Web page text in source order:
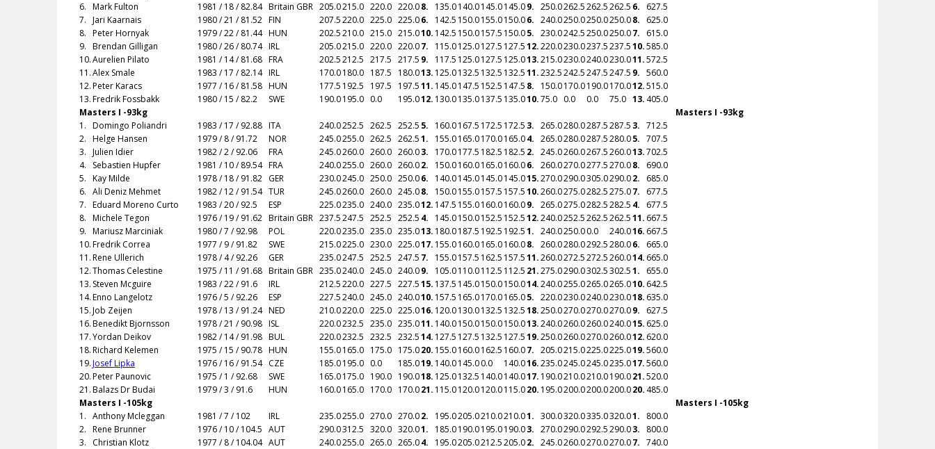
6. Mark Fulton 1981 / 18 / 82.84 Britain GBR 205.0215.0 220.0 220.08. 135.0140.0145.0145.09. 250.0262.5262.5262.5 6.
627.5
7. Jari Kaarnais 1980 / 21 / 81.52 FIN 207.5220.0 225.0 225.06. 142.5 150.0155.0150.06. 240.0250.0250.0250.08.
625.0
8. Peter Hornyak 1979 / 22 / 81.44 HUN 202.5210.0 215.0 215.010. 142.5 150.0157.5 150.05. 230.0242.5250.0250.07.
615.0
9. Brendan Gilligan 1980 / 26 / 80.74 IRL 205.0215.0 220.0 220.07. 115.0125.0127.5 127.512.220.0230.0237.5237.510.585.0
10.Aurelien Pilato 1981 / 14 / 81.68 FRA 202.5212.5 217.5 217.5 9. 117.5 125.0127.5 125.013.215.0230.0240.0230.011.572.5
11.Alex Smale 1983 / 17 / 82.14 IRL 170.0180.0 187.5 180.013. 125.0132.5 132.5 132.511.232.5242.5247.5247.5 9. 560.0
12.Peter Karacs 1977 / 16 / 81.58 HUN 177.5 192.5 197.5 197.511. 145.0147.5 152.5 147.5 8. 150.0170.0190.0170.012.515.0
13.Fredrik Fossbakk 1980 / 15 / 82.2 SWE 190.0195.0 0.0 195.012. 130.0135.0137.5 135.010.75.0 0.0 0.0 75.0 13. 405.0
Masters I -93kg
Masters I -93kg
1. Domingo Poliandri 1983 / 17 / 92.88 ITA 240.0252.5 262.5 252.5 5. 160.0167.5 172.5 172.5 3. 265.0280.0287.5287.5 3. 712.5
2. Helge Hansen 1979 / 8 / 91.72 NOR 245.0255.0 262.5 262.51. 155.0165.0170.0165.04. 265.0280.0287.5280.05. 707.5
3. Julien Idier 1982 / 2 / 92.06 FRA 245.0260.0 260.0 260.03. 170.0177.5 182.5 182.5 2. 245.0260.0267.5260.013.702.5
4.
Sebastien Hupfer 1981 / 10 / 89.54 FRA 240.0255.0 260.0 260.02. 150.0160.0165.0160.06. 260.0270.0277.5270.08.
690.0
5. Kay Milde 1978 / 18 / 91.82 GER 230.0245.0 250.0 250.06. 140.0145.0145.0145.015.270.0290.0305.0290.02.
685.0
6. Ali Deniz Mehmet 1982 / 12 / 91.54 TUR 245.0260.0 260.0 245.08. 150.0155.0157.5 157.510.260.0275.0282.5275.07.
677.5
7. Eduard Moreno Curto 1983 / 20 / 92.5 ESP 225.0235.0 240.0 235.012. 147.5 155.0160.0160.09. 265.0275.0282.5282.5 4.
677.5
8. Michele Tegon 1976 / 19 / 91.62 Britain GBR 237.5247.5 252.5 252.5 4. 145.0150.0152.5 152.512.240.0252.5262.5262.511. 667.5
9. Mariusz Marciniak 1980 / 7 / 92.98 POL 220.0235.0 235.0 235.013. 180.0187.5 192.5 192.51. 240.0250.00.0 240.016. 667.5
10.Fredrik Correa 1977 / 9 / 91.82 SWE 215.0225.0 230.0 225.017. 155.0160.0165.0160.08. 260.0280.0292.5280.06.
665.0
11.Rene Ullerich 1978 / 4 / 92.26 GER 235.0247.5 252.5 247.5 7. 155.0157.5 162.5 157.511.260.0272.5272.5260.014. 665.0
12.Thomas Celestine 1975 / 11 / 91.68 Britain GBR 235.0240.0 245.0 240.09. 105.0110.0112.5 112.5 21.275.0290.0302.5302.51.
655.0
13. Steven Mcguire 1983 / 22 / 91.6 IRL 212.5220.0 227.5 227.515. 137.5 145.0150.0150.014.240.0255.0265.0265.010. 642.5
14.Enno Langelotz 1976 / 5 / 92.26 ESP 227.5240.0 245.0 240.010. 157.5 165.0170.0165.05. 220.0230.0240.0230.018. 635.0
15.Job Zeijen 1978 / 13 / 91.24 NED 210.0220.0 225.0 225.016. 120.0130.0132.5 132.518.250.0270.0270.0270.09.
627.5
16.Benedikt Bjornsson 1978 / 21 / 90.98 ISL 220.0232.5 235.0 235.011. 140.0150.0150.0150.013.240.0260.0260.0240.015. 625.0
17.Yordan Deikov 1982 / 14 / 91.98 BUL 220.0232.5 232.5 232.514. 127.5 127.5 132.5 127.519.250.0260.0270.0260.012. 620.0
18.Richard Kelemen 1975 / 15 / 90.78 HUN 155.0165.0 175.0 175.020. 155.0160.0162.5 160.07. 205.0215.0225.0225.019.560.0
19.Josef Lipka 1976 / 16 / 91.54 CZE 185.0195.0 0.0 185.019. 140.0145.00.0 140.016.235.0245.0245.0235.017.560.0
20.Peter Paunovic 1975 / 1 / 92.68 SWE 165.0175.0 190.0 190.018. 125.0132.5 140.0140.017. 190.0210.0210.0190.021.520.0
21.Balazs Dr Budai 1979 / 3 / 91.6 HUN 160.0165.0 170.0 170.021. 115.0120.0120.0115.020. 195.0200.0200.0200.020. 485.0
Masters I -105kg
Masters I -105kg
1. Anthony Mcleggan 1981 / 7 / 102 IRL 235.0255.0 270.0 270.02. 195.0205.0210.0210.01. 300.0320.0335.0320.01.
800.0
2. Rene Brunner 1976 / 10 / 104.5 AUT 290.0312.5 320.0 320.01. 185.0190.0195.0190.03. 270.0290.0292.5290.03.
800.0
3.
Christian Klotz 1977 / 8 / 104.04 AUT 240.0255.0 265.0 265.04. 195.0205.0212.5205.02. 245.0260.0270.0270.07. 740.0